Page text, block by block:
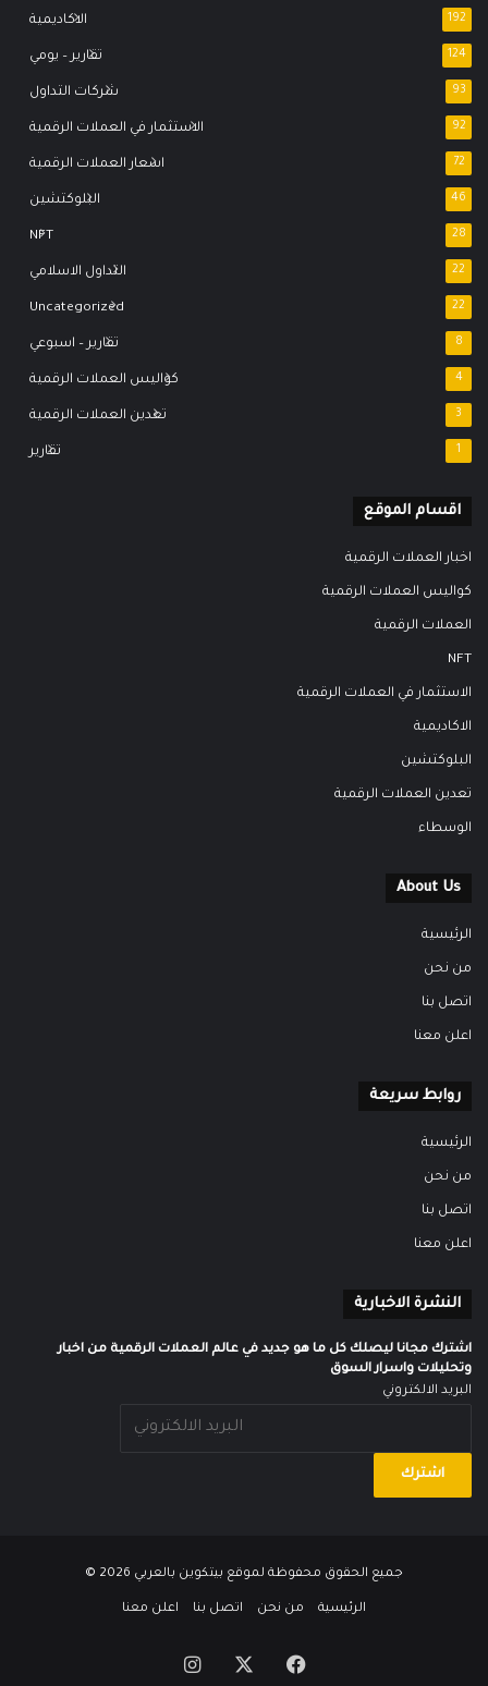
الاكاديمية 192
تقارير – يومي 124
شركات التداول 93
الاستثمار في العملات الرقمية 92
اسعار العملات الرقمية 72
البلوكتشين 46
NFT 28
التداول الاسلامي 22
Uncategorized 22
تقارير – اسبوعي 8
كواليس العملات الرقمية 4
تعدين العملات الرقمية 3
تقارير 1
اقسام الموقع
اخبار العملات الرقمية
كواليس العملات الرقمية
العملات الرقمية
NFT
الاستثمار في العملات الرقمية
الاكاديمية
البلوكتشين
تعدين العملات الرقمية
الوسطاء
About Us
الرئيسية
من نحن
اتصل بنا
اعلن معنا
روابط سريعة
الرئيسية
من نحن
اتصل بنا
اعلن معنا
النشرة الاخبارية
اشترك مجانا ليصلك كل ما هو جديد في عالم العملات الرقمية من اخبار
وتحليلات واسرار السوق
البريد الالكتروني
جميع الحقوق محفوظة لموقع بيتكوين بالعربي
الرئيسية من نحن اتصل بنا اعلن معنا
فيسبوك انستقرام